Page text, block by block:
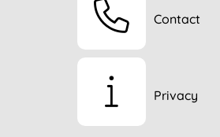
Contact
Privacy